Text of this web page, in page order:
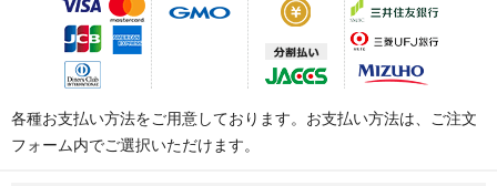
各種お支払い方法をご用意しております。お支払い方法は、ご注文
フォーム内でご選択いただけます。